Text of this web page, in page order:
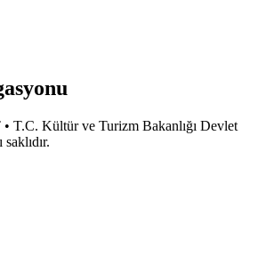
T.C. Kültür ve Turizm Bakanlığı Devlet